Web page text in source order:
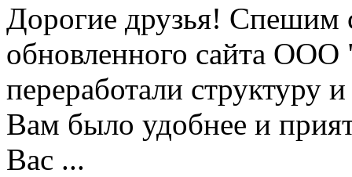
Дорогие друзья! Спешим
обновленного сайта
переработали структуру
Вам было удобнее и
Вас ...